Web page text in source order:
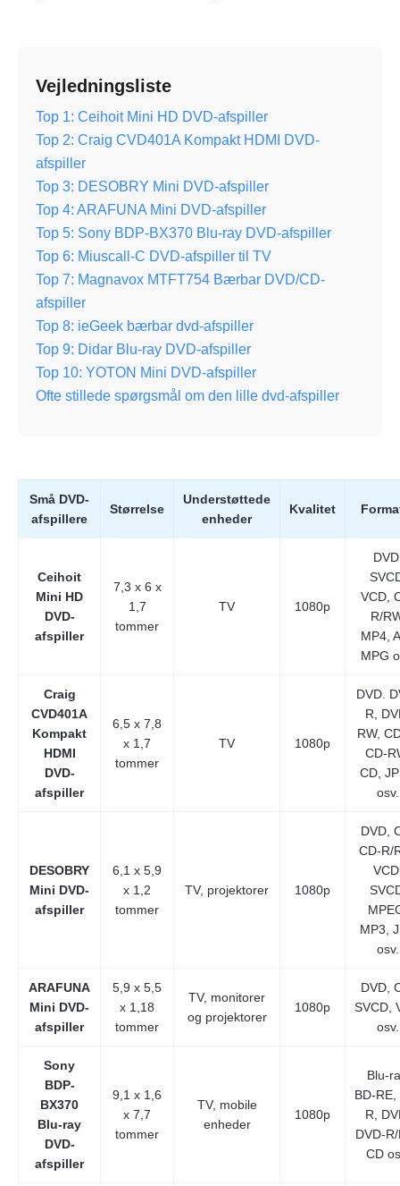
Vejledningsliste
Top 1: Ceihoit Mini HD DVD-afspiller
Top 2: Craig CVD401A Kompakt HDMI DVD-
afspiller
Top 3: DESOBRY Mini DVD-afspiller
Top 4: ARAFUNA Mini DVD-afspiller
Top 5: Sony BDP-BX370 Blu-ray DVD-afspiller
Top 6: Miuscall-C DVD-afspiller til TV
Top 7: Magnavox MTFT754 Bærbar DVD/CD-
afspiller
Top 8: ieGeek bærbar dvd-afspiller
Top 9: Didar Blu-ray DVD-afspiller
Top 10: YOTON Mini DVD-afspiller
Ofte stillede spørgsmål om den lille dvd-afspiller
Små DVD-
afspillere
Størrelse
Understøttede
enheder
Kvalitet
Ceihoit
Mini HD
DVD-
afspiller
7,3 x 6 x
1,7
tommer
TV 1080p
VCD,
R/
MP4,
MPG
Craig
CVD401A
Kompakt
HDMI
DVD-
afspiller
6,5 x 7,8
x 1,7
tommer
TV 1080p
DVD.
R,
RW,
CD-
CD,
osv.
DESOBRY
Mini DVD-
afspiller
6,1 x 5,9
x 1,2
tommer
TV, projektorer 1080p
DVD,
CD-R/
MP3,
osv.
ARAFUNA
Mini DVD-
afspiller
5,9 x 5,5
x 1,18
tommer
TV, monitorer
og projektorer
1080p
DVD,
SVCD,
osv.
Sony
BDP-
BX370
Blu-ray
DVD-
afspiller
9,1 x 1,6
x 7,7
tommer
TV, mobile
enheder
1080p
Blu-
BD-RE,
R,
DVD-
CD